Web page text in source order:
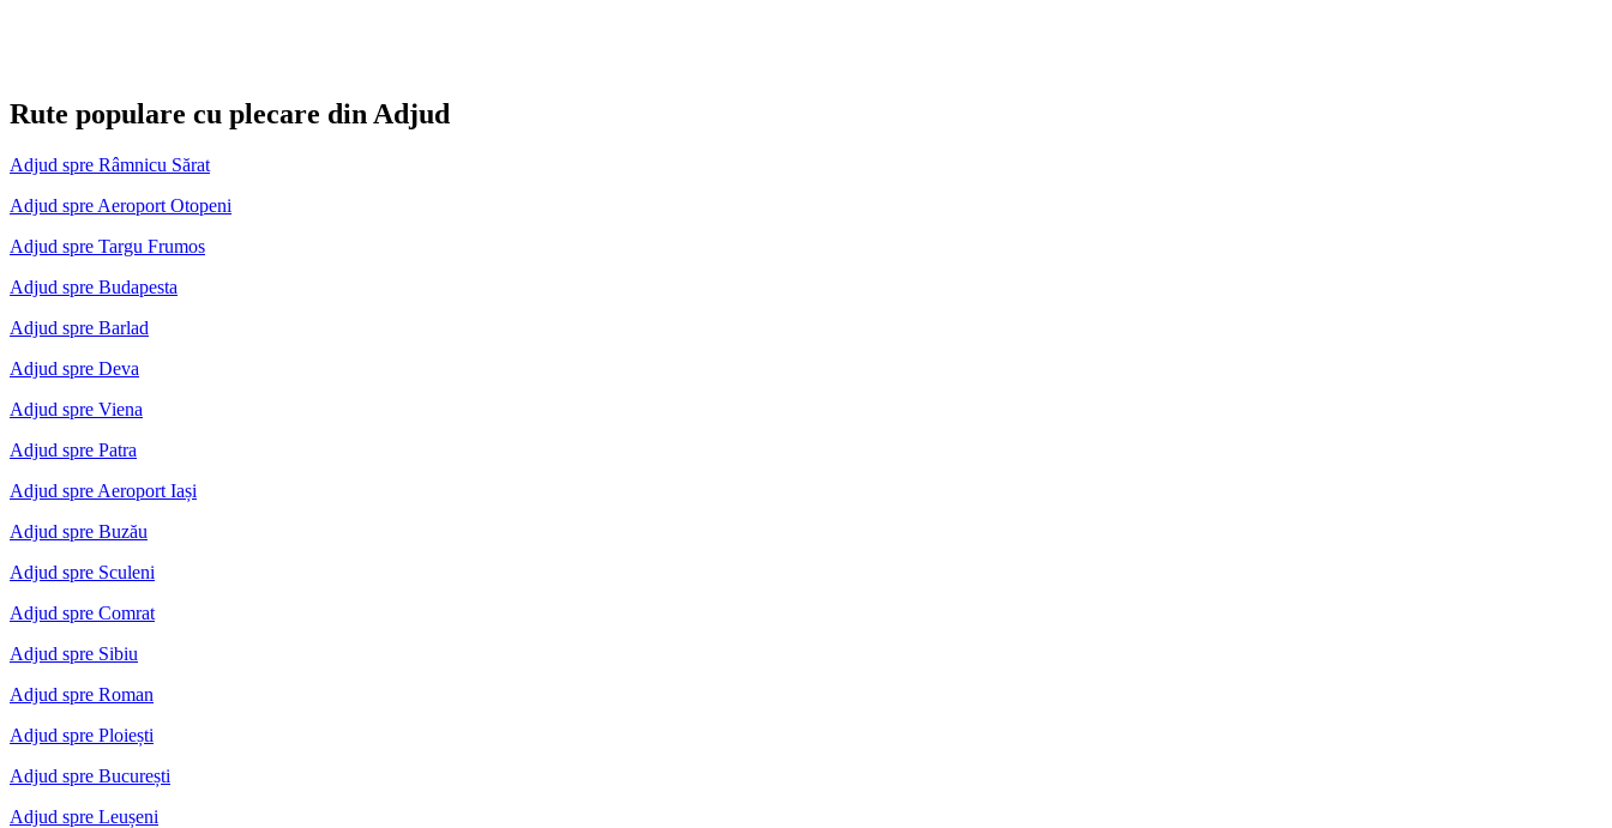
Rute populare cu plecare din Adjud
Adjud spre Râmnicu Sărat
Adjud spre Aeroport Otopeni
Adjud spre Targu Frumos
Adjud spre Budapesta
Adjud spre Barlad
Adjud spre Deva
Adjud spre Viena
Adjud spre Patra
Adjud spre Aeroport Iași
Adjud spre Buzău
Adjud spre Sculeni
Adjud spre Comrat
Adjud spre Sibiu
Adjud spre Roman
Adjud spre Ploiești
Adjud spre București
Adjud spre Leușeni